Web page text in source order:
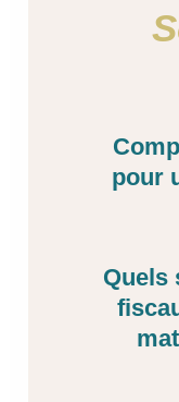
pour
Quels